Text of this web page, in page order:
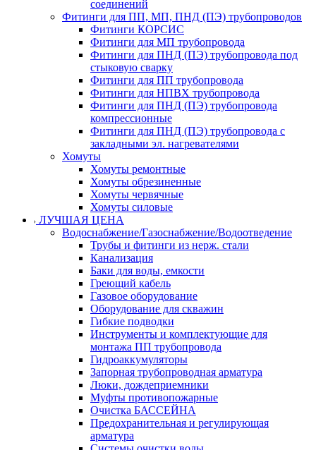
соединений
Фитинги для ПП, МП, ПНД (ПЭ) трубопроводов
Фитинги КОРСИС
Фитинги для МП трубопровода
Фитинги для ПНД (ПЭ) трубопровода под
стыковую сварку
Фитинги для ПП трубопровода
Фитинги для НПВХ трубопровода
Фитинги для ПНД (ПЭ) трубопровода
компрессионные
Фитинги для ПНД (ПЭ) трубопровода с
закладными эл. нагревателями
Хомуты
Хомуты ремонтные
Хомуты обрезиненные
Хомуты червячные
Хомуты силовые
ЛУЧШАЯ ЦЕНА
Водоснабжение/Газоснабжение/Водоотведение
Трубы и фитинги из нерж. стали
Канализация
Баки для воды, емкости
Греющий кабель
Газовое оборудование
Оборудование для скважин
Гибкие подводки
Инструменты и комплектующие для
монтажа ПП трубопровода
Гидроаккумуляторы
Запорная трубопроводная арматура
Люки, дождеприемники
Муфты противопожарные
Очистка БАССЕЙНА
Предохранительная и регулирующая
арматура